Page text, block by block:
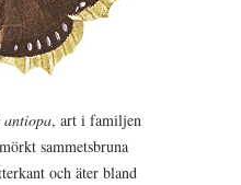
antiopa, art i familjen
sammetsbruna
och äter bland